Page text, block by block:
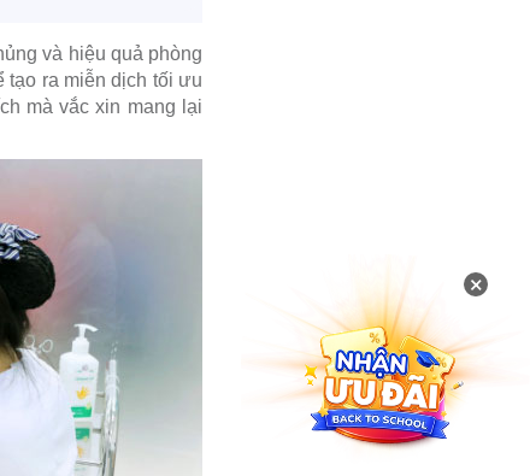
và hiệu quả phòng
tạo ra miễn dịch tối ưu
mà vắc xin mang lại
×